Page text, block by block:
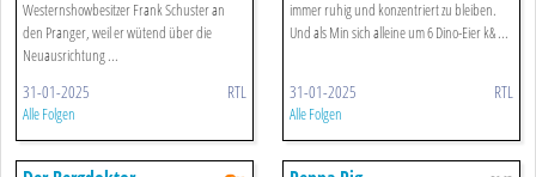
Westernshowbesitzer Frank Schuster an
den Pranger, weil er wütend über die
Neuausrichtung ...
31-01-2025 RTL
Alle Folgen
immer ruhig und konzentriert zu bleiben.
Und als Min sich alleine um 6 Dino-Eier k& ...
31-01-2025 RTL
Alle Folgen